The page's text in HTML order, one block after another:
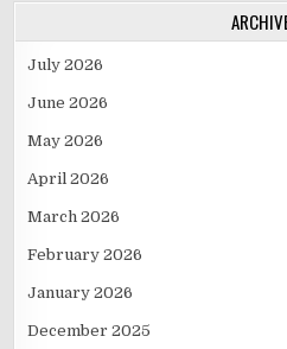
July 2026
June 2026
May 2026
April 2026
March 2026
February 2026
January 2026
December 2025